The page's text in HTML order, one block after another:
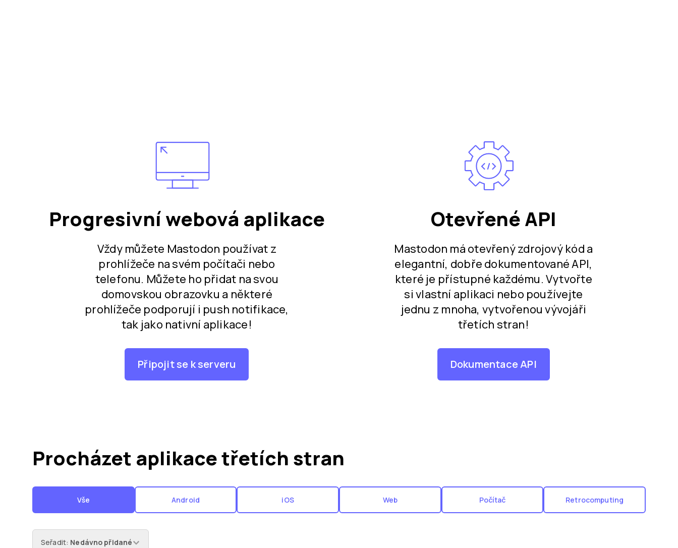
Progresivní webová aplikace
Vždy můžete Mastodon používat z
prohlížeče na svém počítači nebo
telefonu. Můžete ho přidat na svou
domovskou obrazovku a některé
prohlížeče podporují i push notifikace,
tak jako nativní aplikace!
Připojit se k serveru
Otevřené API
Mastodon má otevřený zdrojový kód a
elegantní, dobře dokumentované API,
které je přístupné každému. Vytvořte
si vlastní aplikaci nebo používejte
jednu z mnoha, vytvořenou vývojáři
třetích stran!
Dokumentace API
Procházet aplikace třetích stran
Vše Android iOS Web Počítač Retrocomputing
Seřadit: Nedávno přidané